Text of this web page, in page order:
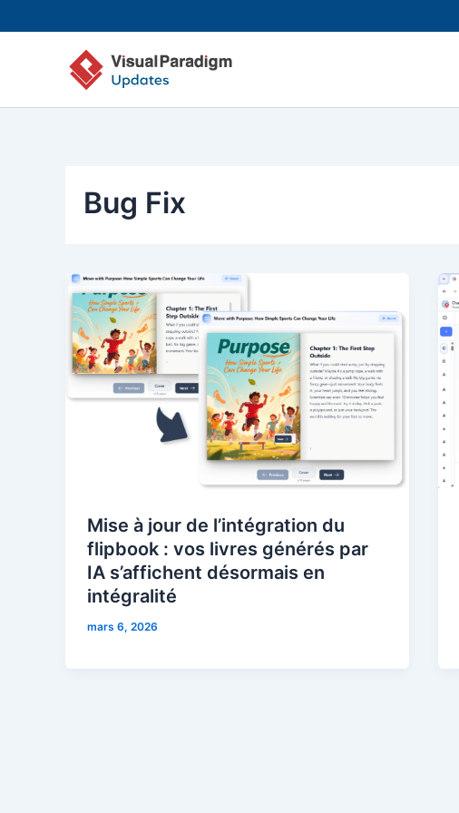
au
Bug Fix
Mise à jour de l’intégration du
flipbook : vos livres générés par
IA s’affichent désormais en
intégralité
mars 6, 2026